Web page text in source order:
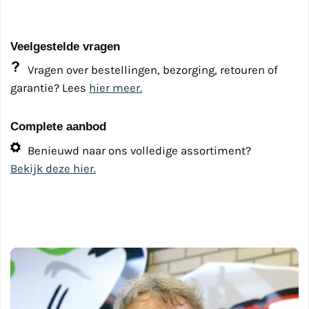
Veelgestelde vragen
Vragen over bestellingen, bezorging, retouren of
garantie? Lees hier meer.
Complete aanbod
Benieuwd naar ons volledige assortiment?
Bekijk deze hier.